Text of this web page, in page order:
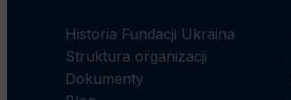
Historia Fundacji Ukraina
Struktura organizacji
Dokumenty